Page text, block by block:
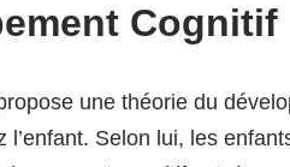
Cognitif
une théorie du
Selon lui, les